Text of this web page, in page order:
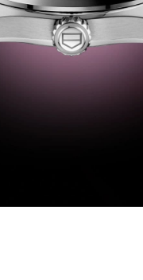
表服务中心（品牌授权
广场（CCMALL）C座
场10层1015室（需提前
易大厦38层09室（需提